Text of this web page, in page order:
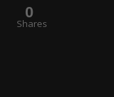
0
Shares